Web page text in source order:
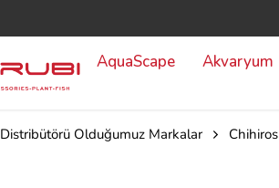
AquaScape Akvaryum
Distribütörü Olduğumuz Markalar Chihiros